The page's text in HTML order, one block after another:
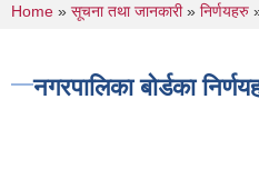
You are here
Home » सूचना तथा जानकारी» निर्णयहरु
नगरपालिका बोर्डका